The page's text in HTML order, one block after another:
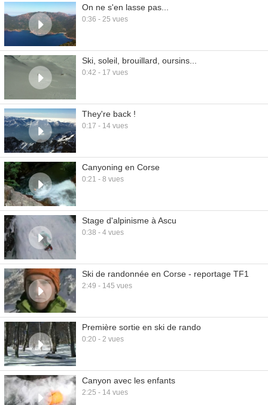
On ne s'en lasse pas...
0:36 - 25 vues
Ski, soleil, brouillard, oursins...
0:42 - 17 vues
They're back !
0:17 - 14 vues
Canyoning en Corse
0:21 - 8 vues
Stage d'alpinisme à Ascu
0:38 - 4 vues
Ski de randonnée en Corse - reportage TF1
2:49 - 145 vues
Première sortie en ski de rando
0:20 - 2 vues
Canyon avec les enfants
2:25 - 14 vues